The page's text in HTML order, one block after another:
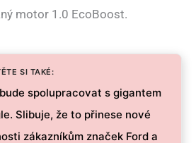
motor 1.0 EcoBoost.
SI TAKÉ:
spolupracovat s gigantem
Slibuje, že to přinese nové
zákazníkům značek Ford a